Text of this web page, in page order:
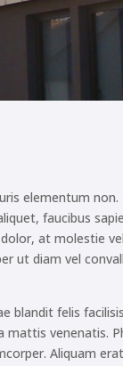
elementum
faucibus
at molestie
ut diam vel
felis
venenatis.
Aliquam